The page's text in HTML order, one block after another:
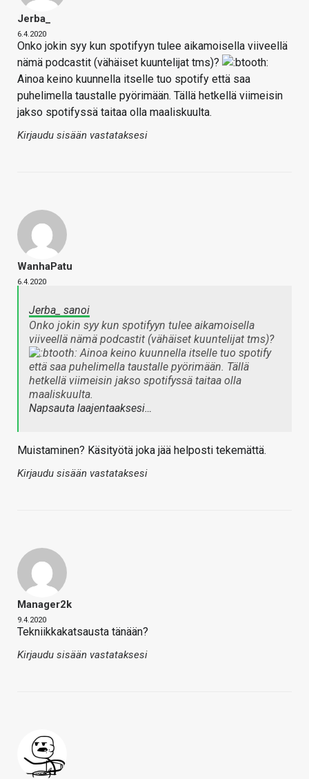
Jerba_
6.4.2020
Onko jokin syy kun spotifyyn tulee aikamoisella viiveellä
nämä podcastit (vähäiset kuuntelijat tms)?
Ainoa keino kuunnella itselle tuo spotify että saa
puhelimella taustalle pyörimään. Tällä hetkellä viimeisin
jakso spotifyssä taitaa olla maaliskuulta.
Kirjaudu sisään vastataksesi
WanhaPatu
6.4.2020
Jerba_ sanoi
Onko jokin syy kun spotifyyn tulee aikamoisella
viiveellä nämä podcastit (vähäiset kuuntelijat tms)?
Ainoa keino kuunnella itselle tuo spotify
että saa puhelimella taustalle pyörimään. Tällä
hetkellä viimeisin jakso spotifyssä taitaa olla
maaliskuulta.
Napsauta laajentaaksesi…
Muistaminen? Käsityötä joka jää helposti tekemättä.
Kirjaudu sisään vastataksesi
Manager2k
9.4.2020
Tekniikkakatsausta tänään?
Kirjaudu sisään vastataksesi